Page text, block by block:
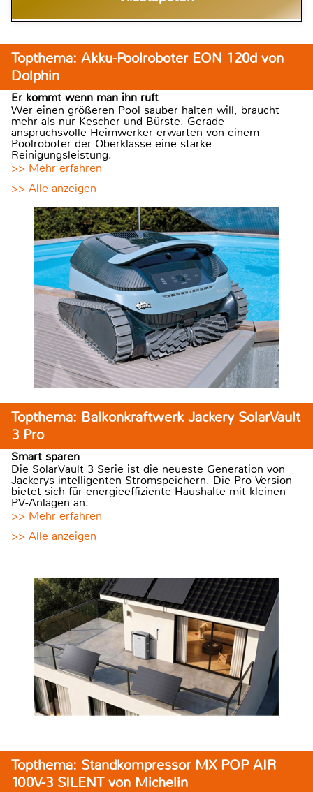
Topthema: Akku-Poolroboter EON 120d von
Dolphin
Er kommt wenn man ihn ruft
Wer einen größeren Pool sauber halten will, braucht
mehr als nur Kescher und Bürste. Gerade
anspruchsvolle Heimwerker erwarten von einem
Poolroboter der Oberklasse eine starke
Reinigungsleistung.
>> Mehr erfahren
>> Alle anzeigen
Topthema: Balkonkraftwerk Jackery SolarVault
3 Pro
Smart sparen
Die SolarVault 3 Serie ist die neueste Generation von
Jackerys intelligenten Stromspeichern. Die Pro-Version
bietet sich für energieeffiziente Haushalte mit kleinen
PV-Anlagen an.
>> Mehr erfahren
>> Alle anzeigen
Topthema: Standkompressor MX POP AIR
100V-3 SILENT von Michelin